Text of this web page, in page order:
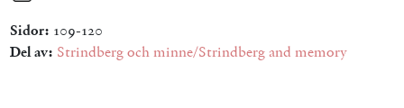
Sidor: 109-120
Del av: Strindberg och minne/Strindberg and memory